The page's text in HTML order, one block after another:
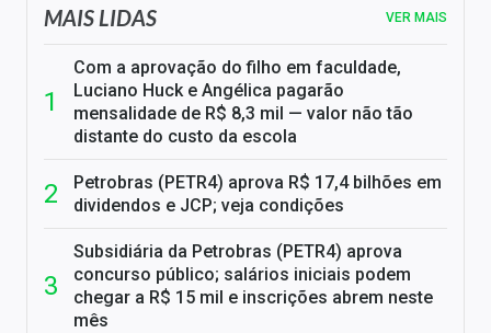
MAIS LIDAS VER MAIS
Com a aprovação do filho em faculdade,
Luciano Huck e Angélica pagarão
mensalidade de R$ 8,3 mil — valor não tão
distante do custo da escola
Petrobras (PETR4) aprova R$ 17,4 bilhões em
dividendos e JCP; veja condições
Subsidiária da Petrobras (PETR4) aprova
concurso público; salários iniciais podem
chegar a R$ 15 mil e inscrições abrem neste
mês